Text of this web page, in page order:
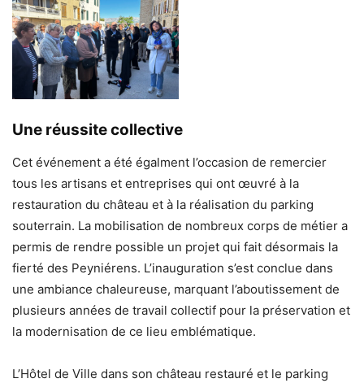
Une réussite collective
Cet événement a été égalment l’occasion de remercier
tous les artisans et entreprises qui ont œuvré à la
restauration du château et à la réalisation du parking
souterrain. La mobilisation de nombreux corps de métier a
permis de rendre possible un projet qui fait désormais la
fierté des Peyniérens. L’inauguration s’est conclue dans
une ambiance chaleureuse, marquant l’aboutissement de
plusieurs années de travail collectif pour la préservation et
la modernisation de ce lieu emblématique.
L’Hôtel de Ville dans son château restauré et le parking